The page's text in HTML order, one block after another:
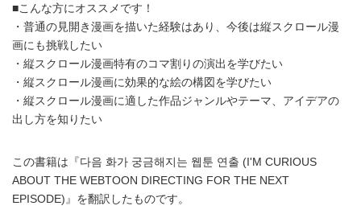
■こんな方にオススメです！
・普通の見開き漫画を描いた経験はあり、今後は縦スクロール漫
画にも挑戦したい
・縦スクロール漫画特有のコマ割りの演出を学びたい
・縦スクロール漫画に効果的な絵の構図を学びたい
・縦スクロール漫画に適した作品ジャンルやテーマ、アイデアの
出し方を知りたい
この書籍は『다음 화가 궁금해지는 웹툰 연출 (I'M CURIOUS
ABOUT THE WEBTOON DIRECTING FOR THE NEXT
EPISODE)』を翻訳したものです。